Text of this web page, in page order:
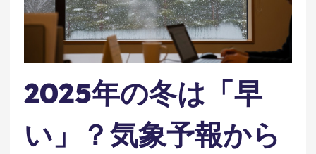
2025年の冬は「早
い」？気象予報から